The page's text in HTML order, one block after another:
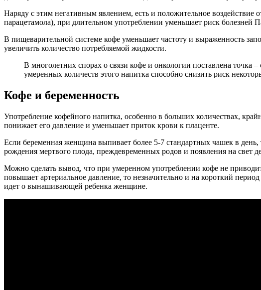
Наряду с этим негативным явлением, есть и положительное
парацетамола), при длительном употреблении уменьшает риск болезней
В пищеварительной системе кофе уменьшает частоту и выраженность
увеличить количество потребляемой жидкости.
В многолетних спорах о связи кофе и онкологии поставлена точка
умеренных количеств этого напитка способно снизить риск
Кофе и беременность
Употребление кофейного напитка, особенно в больших количествах,
понижает его давление и уменьшает приток крови к плаценте.
Если беременная женщина выпивает более 5-7 стандартных чашек в
рождения мертвого плода, преждевременных родов и появления на свет
Можно сделать вывод, что при умеренном употреблении кофе не
повышает артериальное давление, то незначительно и на короткий
идет о вынашивающей ребенка женщине.